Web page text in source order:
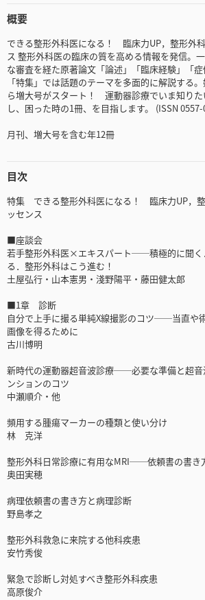
概要
できる整形外科医になる！ 臨床力UP，整形外
ス 整形外科医の臨床の質を高める情報を発信。
な審査を経た原著論文「論述」「臨床経験」「症
「特集」では話題のテーマを多面的に解説する
ら増大号がスタート！ 運動器診療でいま知りた
し、困った時の1冊、を目指します。 (ISSN
月刊、増大号を含む年12冊
目次
特集 できる整形外科医になる！ 臨床力UP，
ッセンス
■座談会
若手整形外科医×エキスパート──積極的に聞く
る．整形外科はこう進む！
土屋弘行・山本憲男・淺野陽平・藤田健太郎
■1章 診断
自分で上手に撮る単純X線撮影のコツ──当直や
画像を得るために
古川博明
新時代の運動器超音波診療──必要な準備と超音
ンションのコツ
中瀬順介・他
頻用する腫瘍マーカーの種類と使い分け
林 克洋
整形外科日常診療に有用なMRI──依頼書の書き
奥田実穂
病理依頼書の書き方と病理診断
野島孝之
整形外科救急に来院する他科疾患
安竹秀俊
緊急で診断し対処すべき整形外科疾患
高原俊介